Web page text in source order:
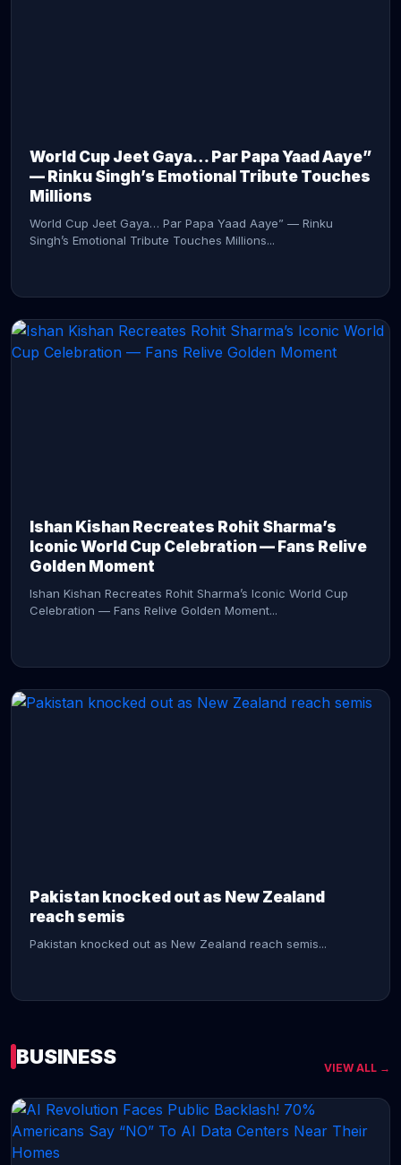
World Cup Jeet Gaya… Par Papa Yaad Aaye”
— Rinku Singh’s Emotional Tribute Touches
Millions
World Cup Jeet Gaya… Par Papa Yaad Aaye” — Rinku
Singh’s Emotional Tribute Touches Millions...
Ishan Kishan Recreates Rohit Sharma’s
Iconic World Cup Celebration — Fans Relive
Golden Moment
Ishan Kishan Recreates Rohit Sharma’s Iconic World Cup
Celebration — Fans Relive Golden Moment...
Pakistan knocked out as New Zealand
reach semis
Pakistan knocked out as New Zealand reach semis...
CONTINUE READING →
BUSINESS VIEW ALL →